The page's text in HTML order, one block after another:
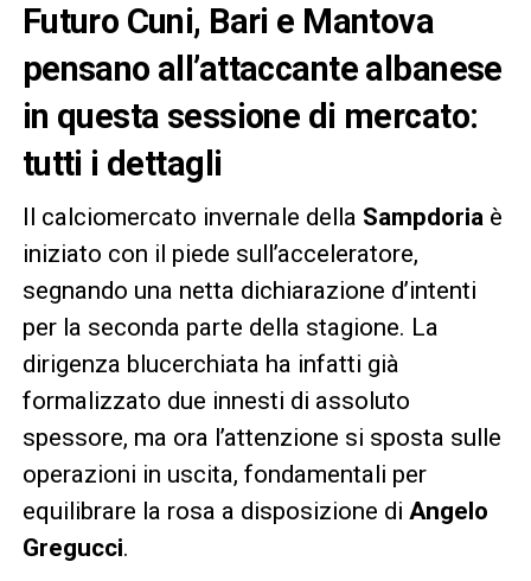
Futuro Cuni, Bari e Mantova
pensano all’attaccante albanese
in questa sessione di mercato:
tutti i dettagli
Il calciomercato invernale della Sampdoriaè
iniziato con il piede sull’acceleratore,
segnando una netta dichiarazione d’intenti
per la seconda parte della stagione. La
dirigenza blucerchiata ha infatti già
formalizzato due innesti di assoluto
spessore, ma ora l’attenzione si sposta sulle
operazioni in uscita, fondamentali per
equilibrare la rosa a disposizione di Angelo
Gregucci.